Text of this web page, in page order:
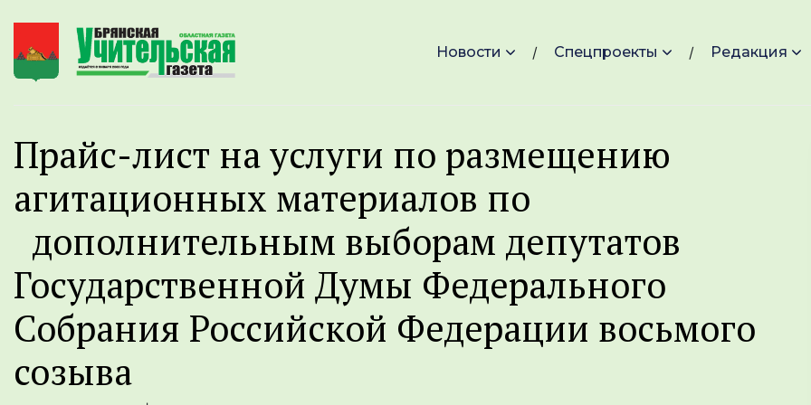
Новости Спецпроекты Редакция
Прайс-лист на услуги по размещению
агитационных материалов по
дополнительным выборам депутатов
Государственной Думы Федерального
Собрания Российской Федерации восьмого
созыва